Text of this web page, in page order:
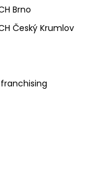
Brno
Český Krumlov